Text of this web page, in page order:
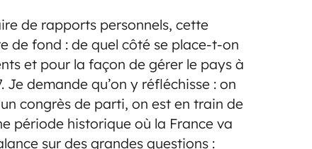
de rapports personnels, cette
de fond : de quel côté se place-t-on
et pour la façon de gérer le pays à
Je demande qu’on y réfléchisse : on
congrès de parti, on est en train de
période historique où la France va
sur des grandes questions :